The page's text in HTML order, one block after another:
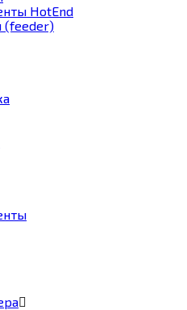
HotEnd